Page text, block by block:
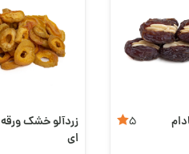
5
زردآلو خشک ورقه
ای